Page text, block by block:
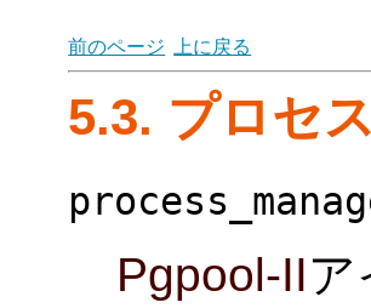
前のページ
上に戻る
5.3. プロセ
Pgpool-IIア